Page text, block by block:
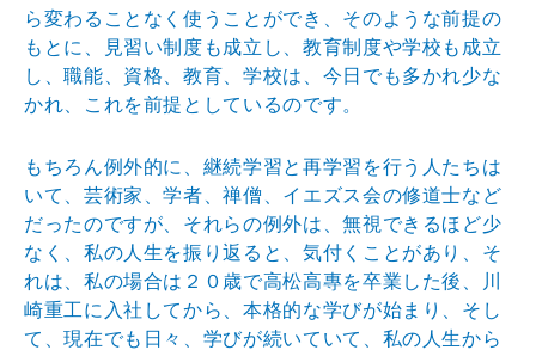
ら変わることなく使うことができ、そのような前提の
もとに、見習い制度も成立し、教育制度や学校も成立
し、職能、資格、教育、学校は、今日でも多かれ少な
かれ、これを前提としているのです。
もちろん例外的に、継続学習と再学習を行う人たちは
いて、芸術家、学者、禅僧、イエズス会の修道士など
だったのですが、それらの例外は、無視できるほど少
なく、私の人生を振り返ると、気付くことがあり、そ
れは、私の場合は２０歳で高松高專を卒業した後、川
崎重工に入社してから、本格的な学びが始まり、そし
て、現在でも日々、学びが続いていて、私の人生から